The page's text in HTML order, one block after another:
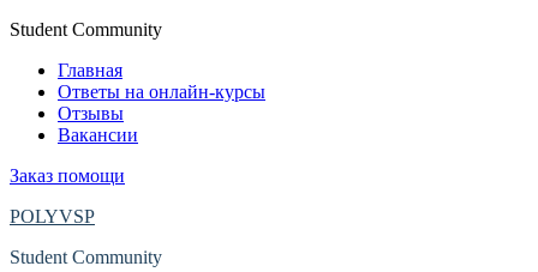
Student Community
Главная
Ответы на онлайн-курсы
Отзывы
Вакансии
Заказ помощи
POLYVSP
Student Community